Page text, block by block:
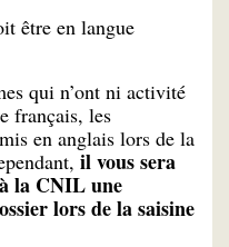
être en langue
qui n’ont ni activité
français, les
en anglais lors de la
il vous sera
la CNIL une
lors de la saisine